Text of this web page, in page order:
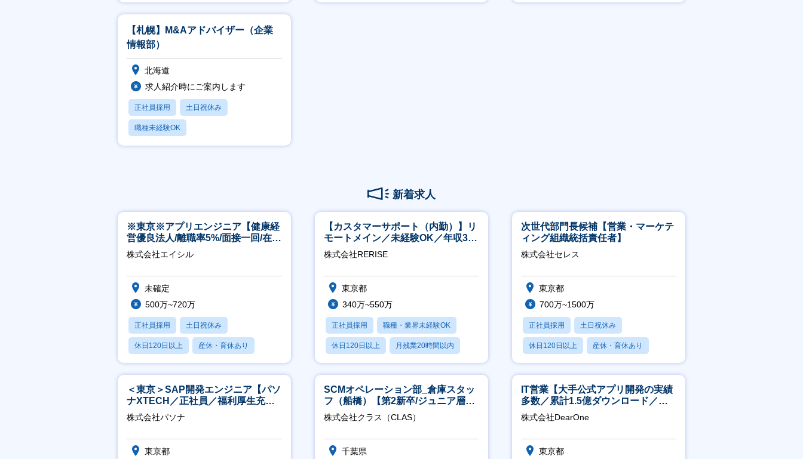
【札幌】M&Aアドバイザー（企業
情報部）
北海道
求人紹介時にご案内します
正社員採用 土日祝休み
職種未経験OK
新着求人
※東京※アプリエンジニア【健康経
営優良法人/離職率5%/面接一回/在宅
有/完休2日/上流案件多数】
株式会社エイシル
未確定
500万~720万
正社員採用 土日祝休み
休日120日以上 産休・育休あり
月残業20時間以内
【カスタマーサポート（内勤）】リ
モートメイン／未経験OK／年収340
万～／年間休日125日
株式会社RERISE
東京都
340万~550万
正社員採用 職種・業界未経験OK
休日120日以上 月残業20時間以内
賞与あり
次世代部門長候補【営業・マーケテ
ィング組織統括責任者】
株式会社セレス
東京都
700万~1500万
正社員採用 土日祝休み
休日120日以上 産休・育休あり
賞与あり
＜東京＞SAP開発エンジニア【パソ
ナXTECH／正社員／福利厚生充実
◎】
株式会社パソナ
東京都
SCMオペレーション部_倉庫スタッ
フ（船橋）【第2新卒/ジュニア層歓
迎】
株式会社クラス（CLAS）
千葉県
IT営業【大手公式アプリ開発の実績
多数／累計1.5億ダウンロード／週4
リモート／服装髪型自由】
株式会社DearOne
東京都